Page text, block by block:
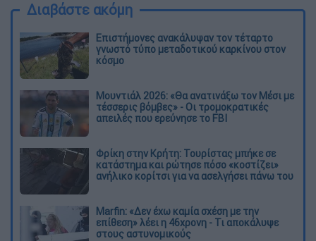
Διαβάστε ακόμη
Επιστήμονες ανακάλυψαν τον τέταρτο
γνωστό τύπο μεταδοτικού καρκίνου στον
κόσμο
Μουντιάλ 2026: «Θα ανατινάξω τον Μέσι με
τέσσερις βόμβες» - Οι τρομοκρατικές
απειλές που ερεύνησε το FBI
Φρίκη στην Κρήτη: Τουρίστας μπήκε σε
κατάστημα και ρώτησε πόσο «κοστίζει»
ανήλικο κορίτσι για να ασελγήσει πάνω του
Marfin: «Δεν έχω καμία σχέση με την
επίθεση» λέει η 46χρονη - Τι αποκάλυψε
στους αστυνομικούς